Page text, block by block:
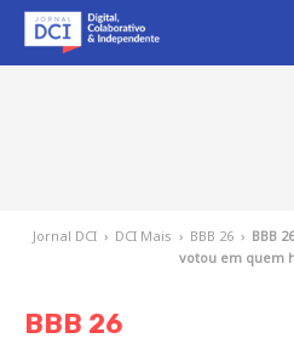
Jornal DCI › DCI Mais › BBB 26 › BBB
votou em quem
BBB 26